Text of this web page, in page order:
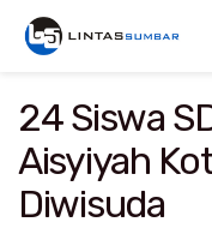
24 Siswa
Aisyiyah
Diwisuda